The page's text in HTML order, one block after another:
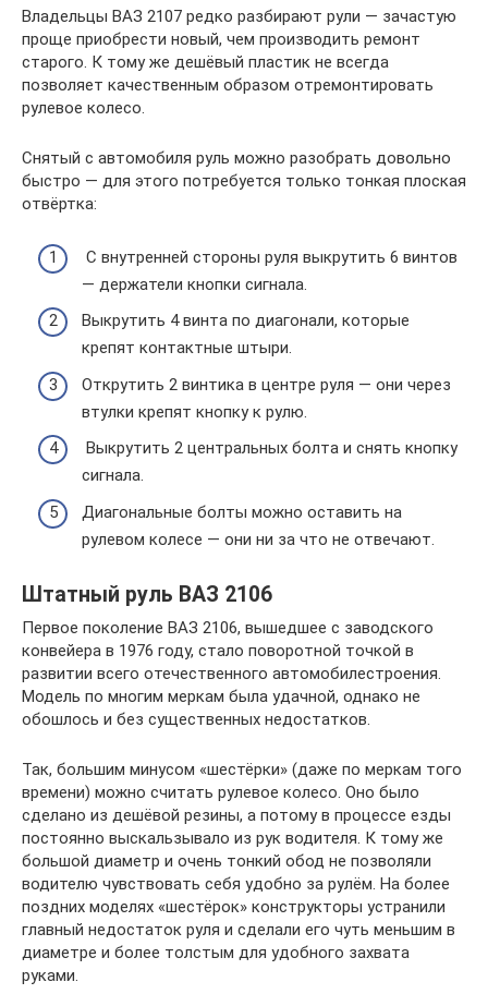
Владельцы ВАЗ 2107 редко разбирают рули — зачастую
проще приобрести новый, чем производить ремонт
старого. К тому же дешёвый пластик не всегда
позволяет качественным образом отремонтировать
рулевое колесо.
Снятый с автомобиля руль можно разобрать довольно
быстро — для этого потребуется только тонкая плоская
отвёртка:
С внутренней стороны руля выкрутить 6 винтов
— держатели кнопки сигнала.
Выкрутить 4 винта по диагонали, которые
крепят контактные штыри.
Открутить 2 винтика в центре руля — они через
втулки крепят кнопку к рулю.
Выкрутить 2 центральных болта и снять кнопку
сигнала.
Диагональные болты можно оставить на
рулевом колесе — они ни за что не отвечают.
Штатный руль ВАЗ 2106
Первое поколение ВАЗ 2106, вышедшее с заводского
конвейера в 1976 году, стало поворотной точкой в
развитии всего отечественного автомобилестроения.
Модель по многим меркам была удачной, однако не
обошлось и без существенных недостатков.
Так, большим минусом «шестёрки» (даже по меркам того
времени) можно считать рулевое колесо. Оно было
сделано из дешёвой резины, а потому в процессе езды
постоянно выскальзывало из рук водителя. К тому же
большой диаметр и очень тонкий обод не позволяли
водителю чувствовать себя удобно за рулём. На более
поздних моделях «шестёрок» конструкторы устранили
главный недостаток руля и сделали его чуть меньшим в
диаметре и более толстым для удобного захвата
руками.